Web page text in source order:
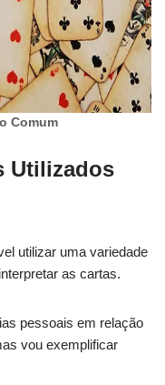
Comum
Utilizados
utilizar uma variedade
as cartas.
pessoais em relação
vou exemplificar